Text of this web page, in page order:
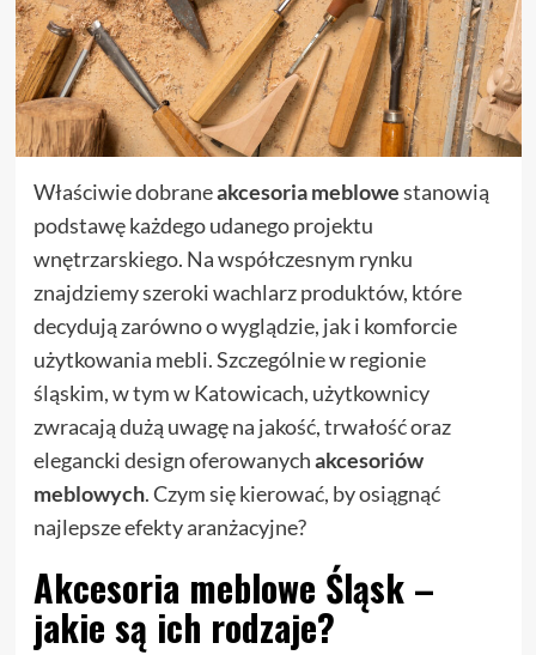
Właściwie dobraneakcesoria meblowestanowią
podstawę każdego udanego projektu
wnętrzarskiego. Na współczesnym rynku
znajdziemy szeroki wachlarz produktów, które
decydują zarówno o wyglądzie, jak i komforcie
użytkowania mebli. Szczególnie w regionie
śląskim, w tym w Katowicach, użytkownicy
zwracają dużą uwagę na jakość, trwałość oraz
elegancki design oferowanychakcesoriów
meblowych. Czym się kierować, by osiągnąć
najlepsze efekty aranżacyjne?
Akcesoria meblowe Śląsk –
jakie są ich rodzaje?